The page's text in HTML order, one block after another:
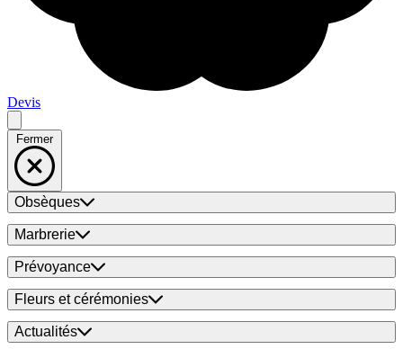
Devis
Fermer
Obsèques
Marbrerie
Prévoyance
Fleurs et cérémonies
Actualités